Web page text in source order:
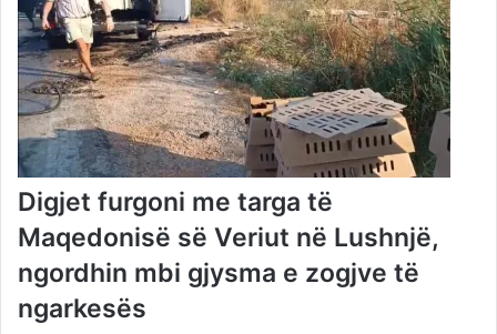
Digjet furgoni me targa të
Maqedonisë së Veriut në Lushnjë,
ngordhin mbi gjysma e zogjve të
ngarkesës